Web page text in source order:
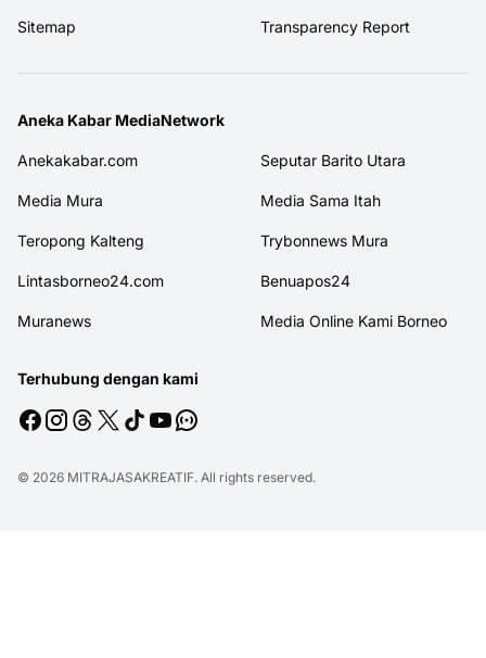
Sitemap Transparency Report
Aneka Kabar MediaNetwork
Anekakabar.com Seputar Barito Utara
Media Mura Media Sama Itah
Teropong Kalteng Trybonnews Mura
Lintasborneo24.com Benuapos24
Muranews Media Online Kami Borneo
Terhubung dengan kami
© 2026 MITRAJASAKREATIF. All rights reserved.